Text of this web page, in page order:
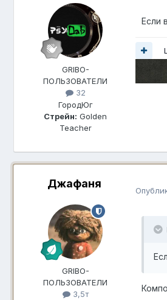
GRIBO-
ПОЛЬЗОВАТЕЛИ
32
ГородЮг
Стрейн: Golden
Teacher
Если
Джафаня
GRIBO-
ПОЛЬЗОВАТЕЛИ
3,5т